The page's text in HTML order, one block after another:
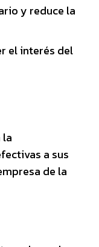
y reduce la
el interés del
a sus
de la